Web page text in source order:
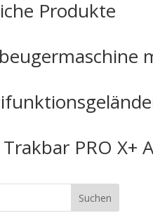
Produkte
PRO X+